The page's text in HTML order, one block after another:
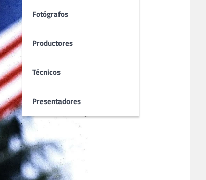
Fotógrafos
Productores
Técnicos
Presentadores